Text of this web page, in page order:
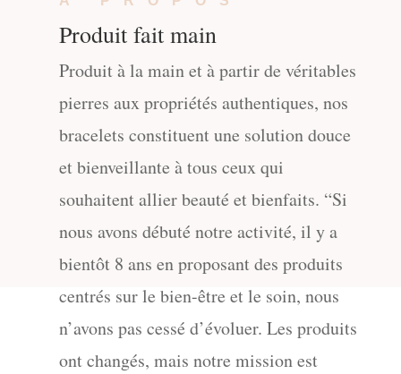
Produit fait main
Produit à la main et à partir de véritables
pierres aux propriétés authentiques, nos
bracelets constituent une solution douce
et bienveillante à tous ceux qui
souhaitent allier beauté et bienfaits. “Si
nous avons débuté notre activité, il y a
bientôt 8 ans en proposant des produits
centrés sur le bien-être et le soin, nous
n’avons pas cessé d’évoluer. Les produits
ont changés, mais notre mission est